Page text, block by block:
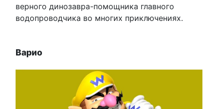
верного динозавра-помощника главного
водопроводчика во многих приключениях.
Варио